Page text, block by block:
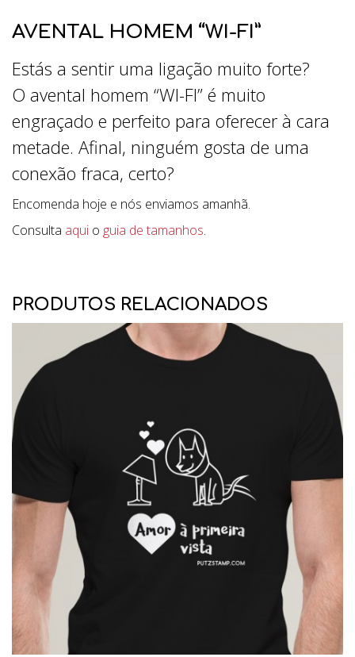
AVENTAL HOMEM “WI-FI”
Estás a sentir uma ligação muito forte?
O avental homem “WI-FI” é muito
engraçado e perfeito para oferecer à cara
metade. Afinal, ninguém gosta de uma
conexão fraca, certo?
Encomenda hoje e nós enviamos amanhã.
Consulta aqui o guia de tamanhos.
PRODUTOS RELACIONADOS